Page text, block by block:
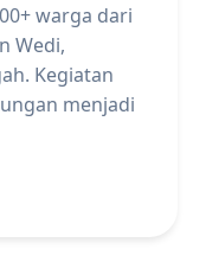
warga dari
Wedi,
Kegiatan
menjadi